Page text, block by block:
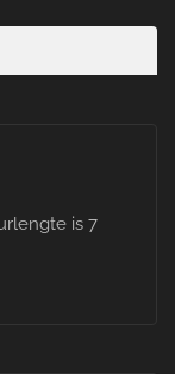
is 7